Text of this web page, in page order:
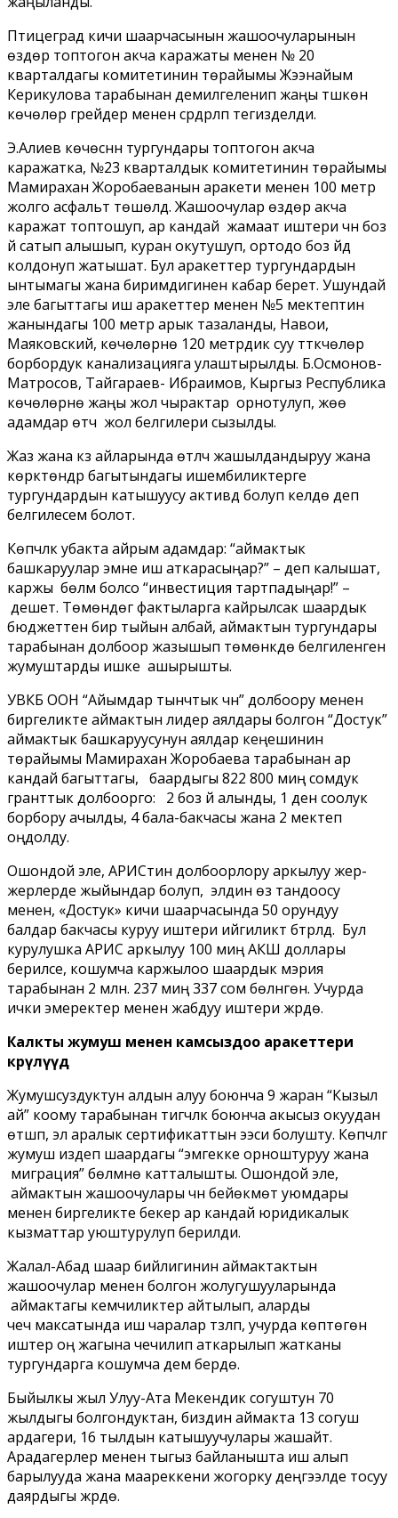
Птицеград кичи шаарчасынын жашоочуларынын
өздөрү топтогон акча каражаты менен № 20
кварталдагы комитетинин төрайымы Жээнайым
Керикулова тарабынан демилгеленип жаңы түшкөн
көчөлөрү грейдер менен сүрдүрүлүп тегизделди.
Э.Алиев көчөсүнүн тургундары топтогон акча
каражатка, №23 кварталдык комитетинин төрайымы
Мамирахан Жоробаеванын аракети менен 100 метр
жолго асфальт төшөлдү. Жашоочулар өздөрү акча
каражат топтошуп, ар кандай жамаат иштери үчүн боз
үй сатып алышып, куран окутушуп, ортодо боз үйдү
колдонуп жатышат. Бул аракеттер тургундардын
ынтымагы жана биримдигинен кабар берет. Ушундай
эле багыттагы иш аракеттер менен №5 мектептин
жанындагы 100 метр арык тазаланды, Навои,
Маяковский, көчөлөрүнө 120 метрдик суу түтүкчөлөр
борбордук канализацияга улаштырылды. Б.Осмонов-
Матросов, Тайгараев- Ибраимов, Кыргыз Республика
көчөлөрүнө жаңы жол чырактар орнотулуп, жөө
адамдар өтүүчү жол белгилери сызылды.
Жаз жана күз айларында өтүлүүчү жашылдандыруу жана
көрктөндүрүү багытындагы ишембиликтерге
тургундардын катышуусу активдүү болуп келүүдө деп
белгилесем болот.
Көпчүлүк убакта айрым адамдар: “аймактык
башкаруулар эмне иш аткарасыңар?” – деп калышат,
каржы бөлүмү болсо “инвестиция тартпадыңар!” –
дешет. Төмөндөгү фактыларга кайрылсак шаардык
бюджеттен бир тыйын албай, аймактын тургундары
тарабынан долбоор жазышып төмөнкүдө белгиленген
жумуштарды ишке ашырышты.
УВКБ ООН “Айымдар тынчтык үчүн” долбоору менен
биргеликте аймактын лидер аялдары болгон “Достук”
аймактык башкаруусунун аялдар кеңешинин
төрайымы Мамирахан Жоробаева тарабынан ар
кандай багыттагы, баардыгы 822 800 миң сомдук
гранттык долбоорго: 2 боз үй алынды, 1 ден соолук
борбору ачылды, 4 бала-бакчасы жана 2 мектеп
оңдолду.
Ошондой эле, АРИСтин долбоорлору аркылуу жер-
жерлерде жыйындар болуп, элдин өз тандоосу
менен, «Достук» кичи шаарчасында 50 орундуу
балдар бакчасы куруу иштери ийгиликтүү бүтүрүлдү. Бул
курулушка АРИС аркылуу 100 миң АКШ доллары
берилсе, кошумча каржылоо шаардык мэрия
тарабынан 2 млн. 237 миң 337 сом бөлүнгөн. Учурда
ички эмеректер менен жабдуу иштери жүрүүдө.
Калкты жумуш менен камсыздоо аракеттери
көрүлүүдө
Жумушсуздуктун алдын алуу боюнча 9 жаран “Кызыл
ай” коому тарабынан тигүүчүлүк боюнча акысыз окуудан
өтүшүп, эл аралык сертификаттын ээси болушту. Көпчүлүгү
жумуш издеп шаардагы “эмгекке орноштуруу жана
миграция” бөлүмүнө катталышты. Ошондой эле,
аймактын жашоочулары үчүн бейөкмөт уюмдары
менен биргеликте бекер ар кандай юридикалык
кызматтар уюштурулуп берилди.
Жалал-Абад шаар бийлигинин аймактактын
жашоочулар менен болгон жолугушууларында
аймактагы кемчиликтер айтылып, аларды
чечүү максатында иш чаралар түзүлүп, учурда көптөгөн
иштер оң жагына чечилип аткарылып жатканы
тургундарга кошумча дем берүүдө.
Быйылкы жыл Улуу-Ата Мекендик согуштун 70
жылдыгы болгондуктан, биздин аймакта 13 согуш
ардагери, 16 тылдын катышуучулары жашайт.
Арадагерлер менен тыгыз байланышта иш алып
барылууда жана маареккени жогорку деңгээлде тосуу
даярдыгы жүрүүдө.